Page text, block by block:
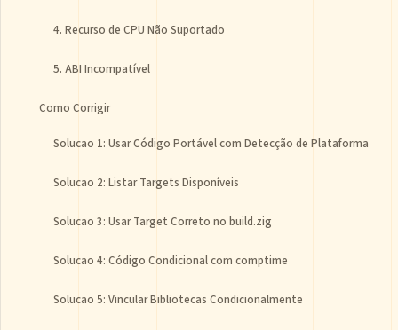
4. Recurso de CPU Não Suportado
5. ABI Incompatível
Como Corrigir
Solucao 1: Usar Código Portável com Detecção de Plataforma
Solucao 2: Listar Targets Disponíveis
Solucao 3: Usar Target Correto no build.zig
Solucao 4: Código Condicional com comptime
Solucao 5: Vincular Bibliotecas Condicionalmente